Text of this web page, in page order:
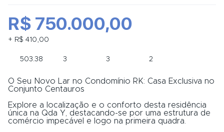
R$ 750.000,00
+ R$ 410,00
503.38 3 3 2
O Seu Novo Lar no Condomínio RK: Casa Exclusiva no
Conjunto Centauros
Explore a localização e o conforto desta residência
única na Qda Y, destacando-se por uma estrutura de
comércio impecável e logo na primeira quadra.